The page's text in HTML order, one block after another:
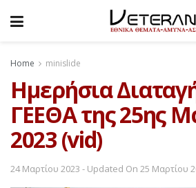
Home minislide
Ημερήσια
ΓΕΕΘΑ της 25ης
2023 (vid)
24 Μαρτίου 2023 - Updated On 25 Μαρτίου